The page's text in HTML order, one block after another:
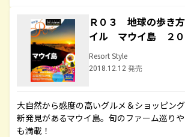
Ｒ０３ 地球の歩き
イル マウイ島 ２０
Resort Style
2018.12.12 発売
大自然から感度の高いグルメ＆ショッピン
新発見があるマウイ島。旬のファーム巡り
も満載！